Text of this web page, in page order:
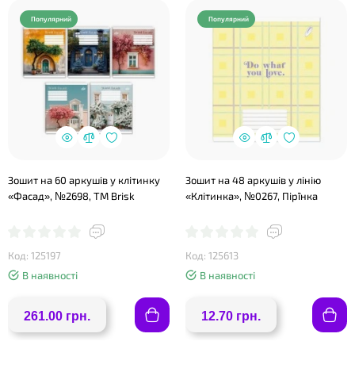
Популярний
Зошит на 60 аркушів у клітинку
«Фасад», №2698, ТМ Brisk
Код: 125197
В наявності
261.00 грн.
Популярний
Зошит на 48 аркушів у лінію
«Клітинка», №0267, Пір`їнка
Код: 125613
В наявності
12.70 грн.
❤